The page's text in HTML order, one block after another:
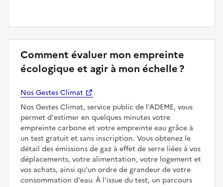
Comment évaluer mon empreinte
écologique et agir à mon échelle ?
Nos Gestes Climat
Nos Gestes Climat, service public de l'ADEME, vous
permet d'estimer en quelques minutes votre
empreinte carbone et votre empreinte eau grâce à
un test gratuit et sans inscription. Vous obtenez le
détail des émissions de gaz à effet de serre liées à vos
déplacements, votre alimentation, votre logement et
vos achats, ainsi qu'un ordre de grandeur de votre
consommation d'eau. À l'issue du test, un parcours